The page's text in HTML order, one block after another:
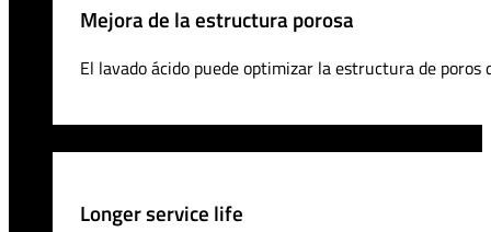
Mejora de la estructura porosa
El lavado ácido puede optimizar la estructura de
Longer service life